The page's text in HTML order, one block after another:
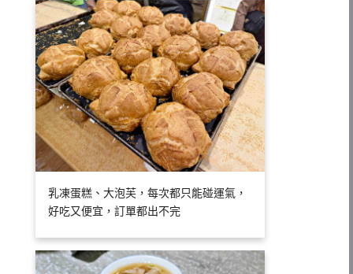
乳凍蛋糕、大泡芙，每次都只能碰運氣，
好吃又便宜，訂單都出不完